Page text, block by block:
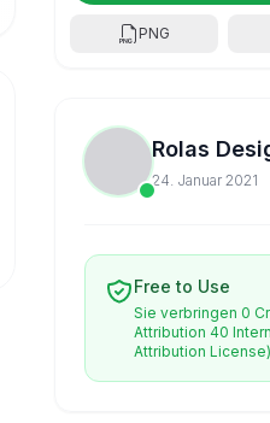
PNG
Rolas
24. Januar 2021
Free to Use
Sie verbringen 0
Attribution 40
Attribution License)